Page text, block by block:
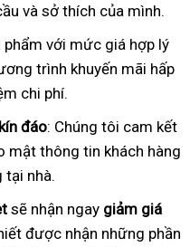
và sở thích của mình.
phẩm với mức giá hợp lý
trình khuyến mãi hấp
chi phí.
đáo: Chúng tôi cam kết
mật thông tin khách hàng
tại nhà.
sẽ nhận ngay giảm giá
được nhận những phần